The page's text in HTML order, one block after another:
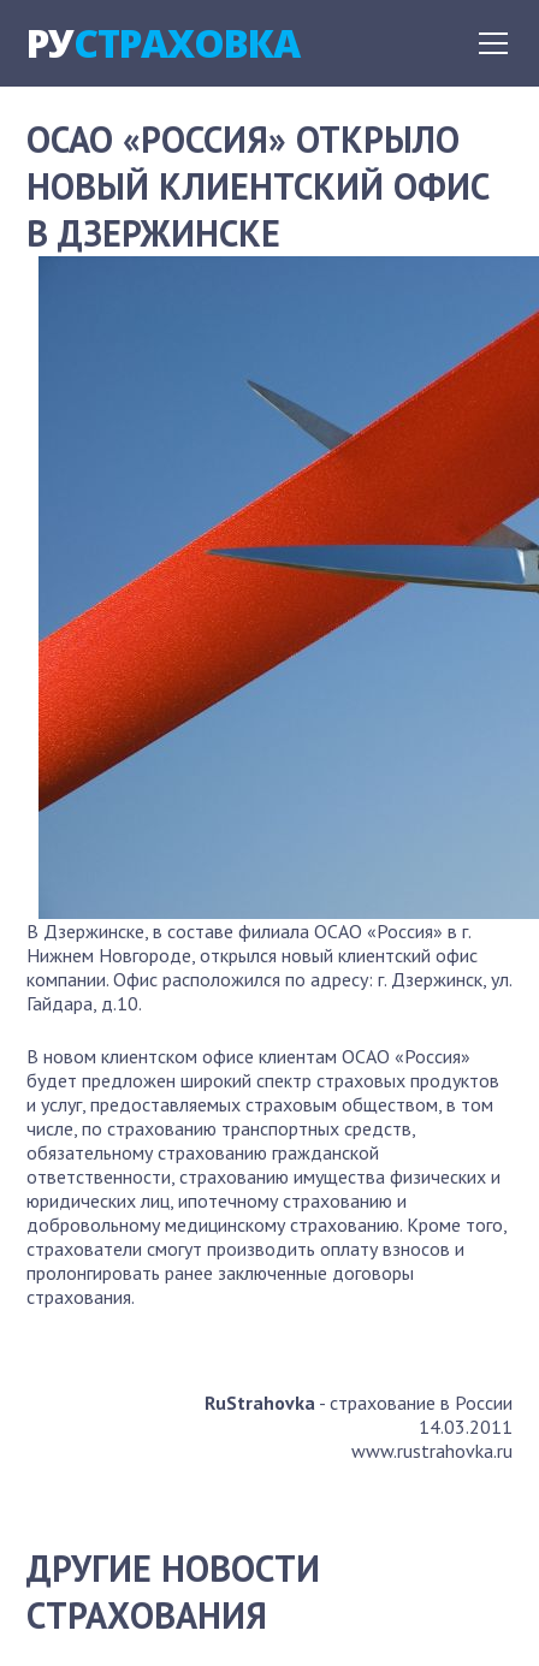
РУСТРАХОВКА
ОСАО «РОССИЯ» ОТКРЫЛО
НОВЫЙ КЛИЕНТСКИЙ ОФИС
В ДЗЕРЖИНСКЕ
В Дзержинске, в составе филиала ОСАО «Россия» в г.
Нижнем Новгороде, открылся новый клиентский офис
компании. Офис расположился по адресу: г. Дзержинск, ул.
Гайдара, д.10.
В новом клиентском офисе клиентам ОСАО «Россия»
будет предложен широкий спектр страховых продуктов
и услуг, предоставляемых страховым обществом, в том
числе, по страхованию транспортных средств,
обязательному страхованию гражданской
ответственности, страхованию имущества физических и
юридических лиц, ипотечному страхованию и
добровольному медицинскому страхованию. Кроме того,
страхователи смогут производить оплату взносов и
пролонгировать ранее заключенные договоры
страхования.
RuStrahovka- страхование в России
14.03.2011
www.rustrahovka.ru
ДРУГИЕ НОВОСТИ
СТРАХОВАНИЯ